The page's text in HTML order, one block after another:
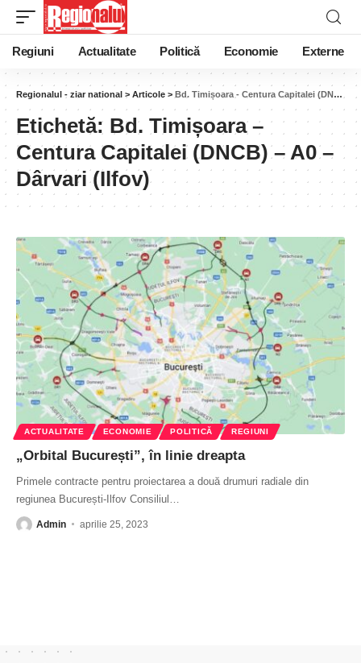
Regiuni Actualitate Politică Economie Externe
Regionalul - ziar national > Articole > Bd. Timișoara - Centura Capitalei (DNCB) - A0 - Dârvari (Ilfov)
Etichetă: Bd. Timișoara –
Centura Capitalei (DNCB) – A0 –
Dârvari (Ilfov)
ACTUALITATE ECONOMIE POLITICĂ REGIUNI
„Orbital București”, în linie dreapta
Primele contracte pentru proiectarea a două drumuri radiale din
regiunea București-Ilfov Consiliul
Admin aprilie 25, 2023